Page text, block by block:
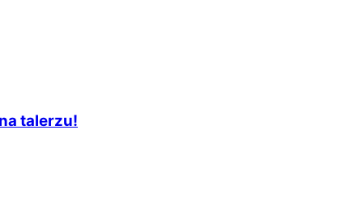
talerzu!